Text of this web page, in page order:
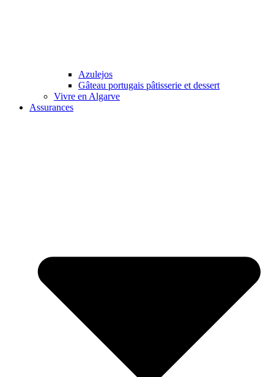
Azulejos
Gâteau portugais pâtisserie et dessert
Vivre en Algarve
Assurances